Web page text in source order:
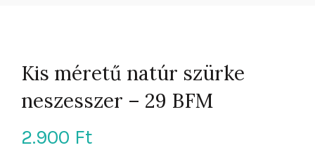
Kis méretű natúr szürke
neszesszer – 29 BFM
2.900 Ft